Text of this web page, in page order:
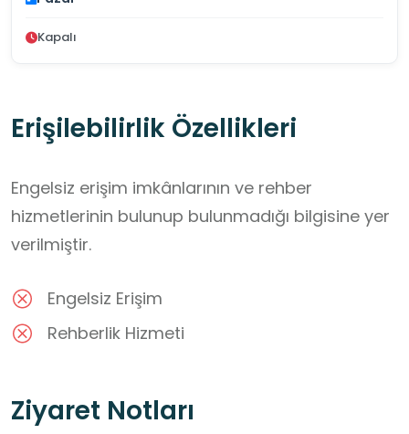
Kapalı
Erişilebilirlik Özellikleri
Engelsiz erişim imkânlarının ve rehber
hizmetlerinin bulunup bulunmadığı bilgisine yer
verilmiştir.
Engelsiz Erişim
Rehberlik Hizmeti
Ziyaret Notları